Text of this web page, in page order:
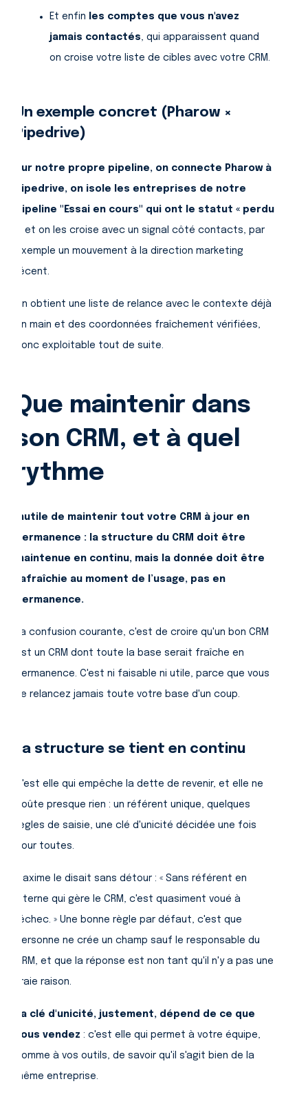
Et enfin les comptes que vous n'avez
jamais contactés, qui apparaissent quand
on croise votre liste de cibles avec votre CRM.
Un exemple concret (Pharow ×
Pipedrive)
Sur notre propre pipeline, on connecte Pharow à
Pipedrive, on isole les entreprises de notre
pipeline "Essai en cours" qui ont le statut « perdu
, et on les croise avec un signal côté contacts, par
exemple un mouvement à la direction marketing
récent.
On obtient une liste de relance avec le contexte déjà
en main et des coordonnées fraîchement vérifiées,
donc exploitable tout de suite.
Que maintenir dans
son CRM, et à quel
rythme
Inutile de maintenir tout votre CRM à jour en
permanence : la structure du CRM doit être
maintenue en continu, mais la donnée doit être
rafraîchie au moment de l’usage, pas en
permanence.
La confusion courante, c'est de croire qu'un bon CRM
est un CRM dont toute la base serait fraîche en
permanence. C'est ni faisable ni utile, parce que vous
ne relancez jamais toute votre base d'un coup.
La structure se tient en continu
C'est elle qui empêche la dette de revenir, et elle ne
coûte presque rien : un référent unique, quelques
règles de saisie, une clé d'unicité décidée une fois
pour toutes.
Maxime le disait sans détour : « Sans référent en
interne qui gère le CRM, c'est quasiment voué à
l'échec. » Une bonne règle par défaut, c'est que
personne ne crée un champ sauf le responsable du
CRM, et que la réponse est non tant qu'il n'y a pas une
vraie raison.
La clé d'unicité, justement, dépend de ce que
vous vendez : c'est elle qui permet à votre équipe,
comme à vos outils, de savoir qu'il s'agit bien de la
même entreprise.